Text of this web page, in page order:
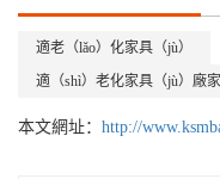
適老（lǎo）化家具（jù）
適（shì）老化家具（jù）廠家
本文網址： http://